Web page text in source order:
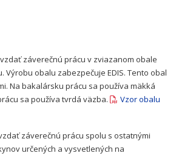
záverečnú prácu v zviazanom obale
obalu zabezpečuje EDIS. Tento obal
Na bakalársku prácu sa používa mäkká
sa používa tvrdá väzba.
Vzor obalu
záverečnú prácu spolu s ostatnými
určených a vysvetlených na